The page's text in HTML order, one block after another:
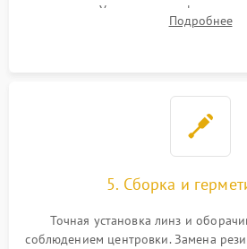
поправок. Устранение люфтов в
поврежденных линз, разбитой
Подробнее
5. Сборка и
Точная установка линз и
соблюдением центровки. Замена